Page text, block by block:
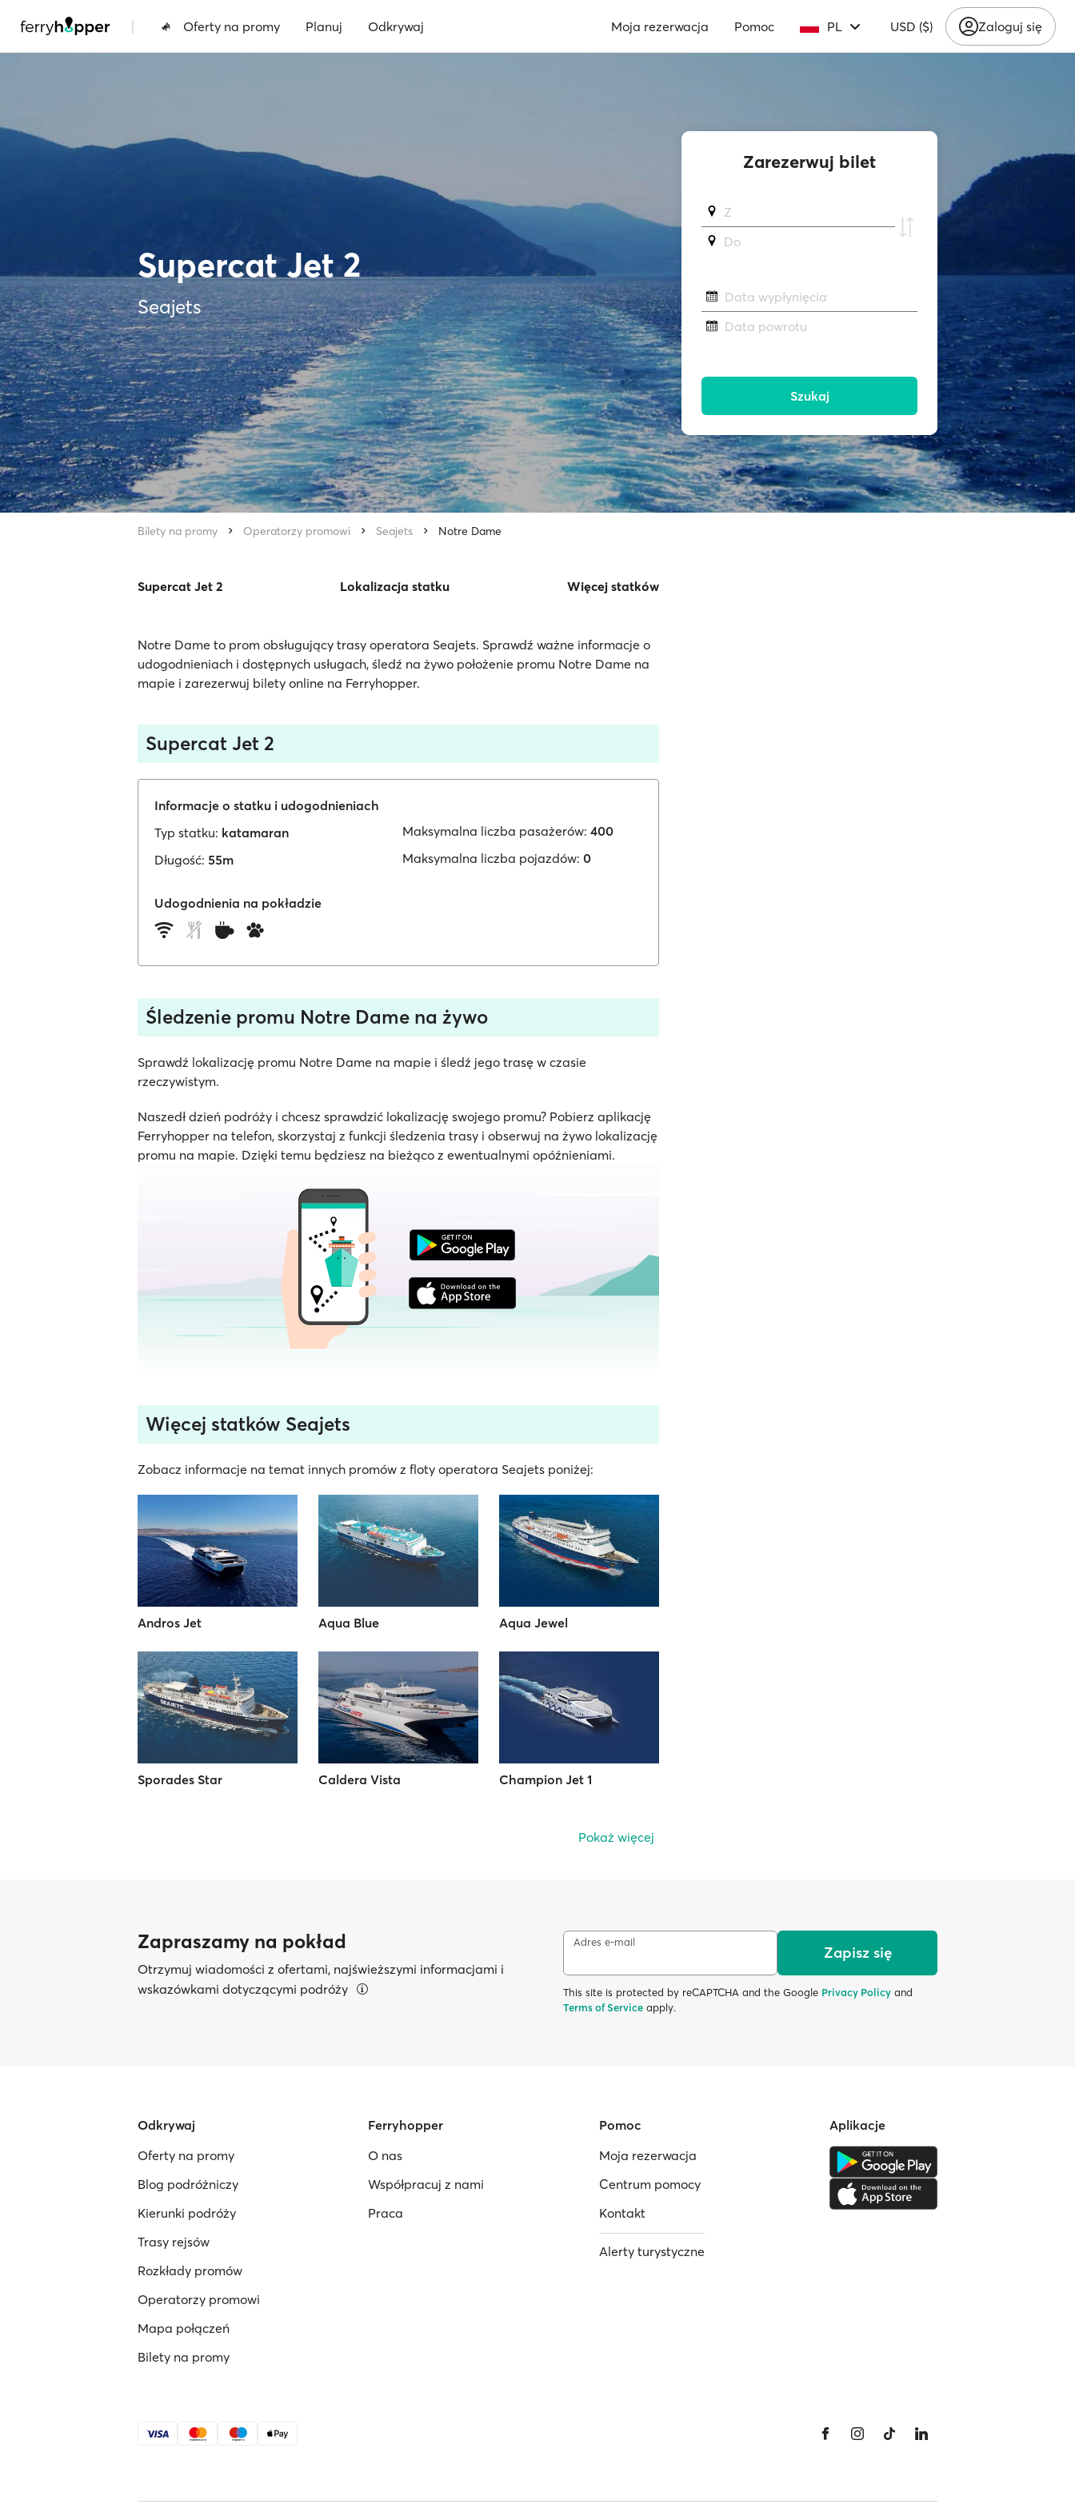
| Oferty na promy Planuj Odkrywaj Moja rezerwacja Pomoc PL USD ($) Zaloguj się
Supercat Jet 2
Seajets
Bilety na promy Operatorzy promowi Seajets Notre Dame
Supercat Jet 2 Lokalizacja statku Więcej statków
Notre Dame to prom obsługujący trasy operatora Seajets. Sprawdź ważne informacje o
udogodnieniach i dostępnych usługach, śledź na żywo położenie promu Notre Dame na
mapie i zarezerwuj bilety online na Ferryhopper.
Supercat Jet 2
Informacje o statku i udogodnieniach
Typ statku: katamaran
Długość: 55m
Maksymalna liczba pasażerów: 400
Maksymalna liczba pojazdów: 0
Udogodnienia na pokładzie
Śledzenie promu Notre Dame na żywo
Sprawdź lokalizację promu Notre Dame na mapie i śledź jego trasę w czasie
rzeczywistym.
Naszedł dzień podróży i chcesz sprawdzić lokalizację swojego promu? Pobierz aplikację
Ferryhopper na telefon, skorzystaj z funkcji śledzenia trasy i obserwuj na żywo lokalizację
promu na mapie. Dzięki temu będziesz na bieżąco z ewentualnymi opóźnieniami.
Więcej statków Seajets
Zobacz informacje na temat innych promów z floty operatora Seajets poniżej:
Andros Jet Aqua Blue Aqua Jewel
Sporades Star Caldera Vista Champion Jet 1
Pokaż więcej
Zarezerwuj bilet
Z
Do
Data wypłynięcia
Data powrotu
Szukaj
Zapraszamy na pokład
Otrzymuj wiadomości z ofertami, najświeższymi informacjami i
wskazówkami dotyczącymi podróży
Adres e-mail
Zapisz się
This site is protected by reCAPTCHA and the Google Privacy Policy and
Terms of Service apply.
Odkrywaj
Oferty na promy
Blog podróżniczy
Kierunki podróży
Trasy rejsów
Rozkłady promów
Operatorzy promowi
Mapa połączeń
Bilety na promy
Ferryhopper
O nas
Współpracuj z nami
Praca
Pomoc
Moja rezerwacja
Centrum pomocy
Kontakt
Alerty turystyczne
Aplikacje